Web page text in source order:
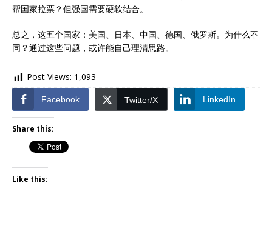
帮国家拉票？但强国需要硬软结合。
总之，这五个国家：美国、日本、中国、德国、俄罗斯。为什么不
同？通过这些问题，或许能自己理清思路。
Post Views: 1,093
Facebook Twitter/X LinkedIn
Share this:
Like this: